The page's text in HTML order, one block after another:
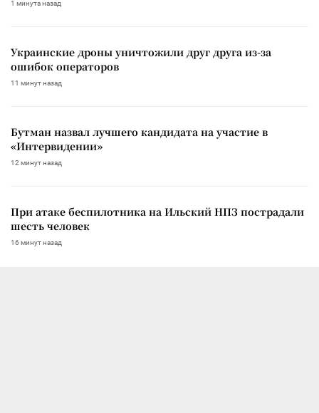
1 минута назад
Украинские дроны уничтожили друг друга из-за
ошибок операторов
11 минут назад
Бутман назвал лучшего кандидата на участие в
«Интервидении»
12 минут назад
При атаке беспилотника на Ильский НПЗ пострадали
шесть человек
16 минут назад